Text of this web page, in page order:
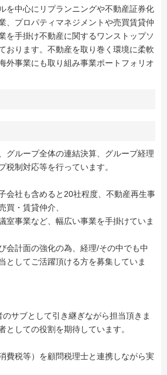
を中心にリプランニングや不動産証券化
、プロパティマネジメントや売買賃貸仲
を手掛け不動産に関するワンストップソ
おります。不動産を取り巻く環境に柔軟
外事業にも取り組み事業ポートフォリオ
グループ全体の連結決算、グループ経理
税制対応等を行っています。
会社も含めると20社程度、不動産再生事
買・賃貸仲介、
室事業など、幅広い事業を手掛けていま
会計面の強化の為、経理/その中でも中
としてご活躍頂ける方を募集していま
サブとして引き継ぎながら担当頂きま
としての役割を期待しています。
費税等）を顧問税理士と連携しながら実